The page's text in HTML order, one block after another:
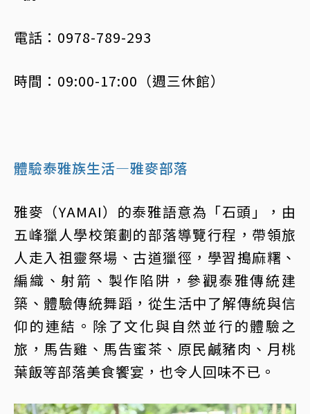
電話：0978-789-293
時間：09:00-17:00（週三休館）
體驗泰雅族生活—雅麥部落
雅麥（YAMAI）的泰雅語意為「石頭」，由
五峰獵人學校策劃的部落導覽行程，帶領旅
人走入祖靈祭場、古道獵徑，學習搗麻糬、
編織、射箭、製作陷阱，參觀泰雅傳統建
築、體驗傳統舞蹈，從生活中了解傳統與信
仰的連結。除了文化與自然並行的體驗之
旅，馬告雞、馬告蜜茶、原民鹹豬肉、月桃
葉飯等部落美食饗宴，也令人回味不已。